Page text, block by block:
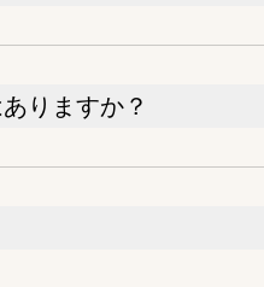
りますか？